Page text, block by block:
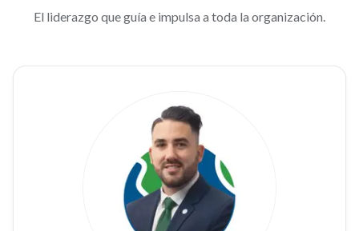
El liderazgo que guía e impulsa a toda la organización.